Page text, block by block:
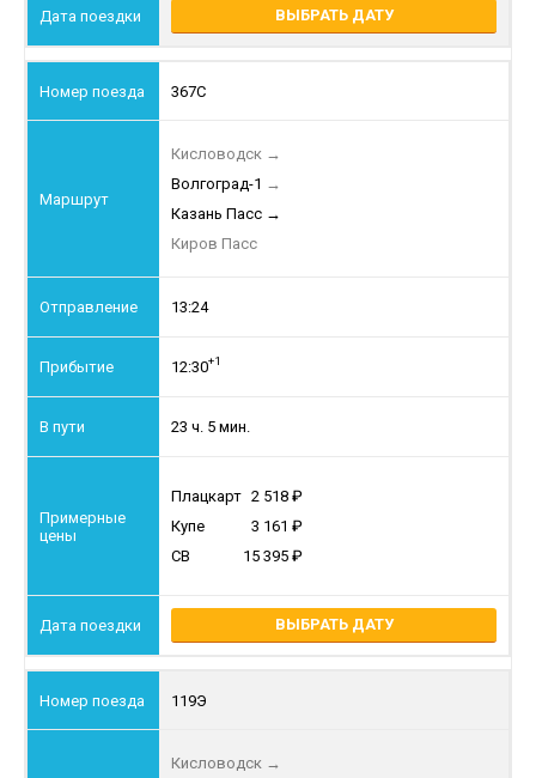
ВЫБРАТЬ ДАТУ
367С
Кисловодск →
Волгоград-1 →
Казань Пасс →
Киров Пасс
13:24
12:30+1
23 ч. 5 мин.
Плацкарт 2 518
Купе
3 161
СВ
15 395
ВЫБРАТЬ ДАТУ
119Э
Кисловодск →